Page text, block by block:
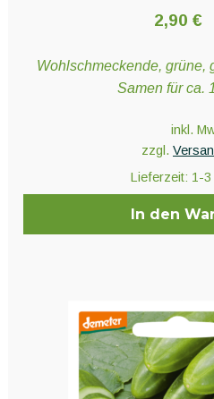
2,90 €
Wohlschmeckende, grüne,
Samen für ca.
inkl.
zzgl.
Lieferzeit: 1-3
In den